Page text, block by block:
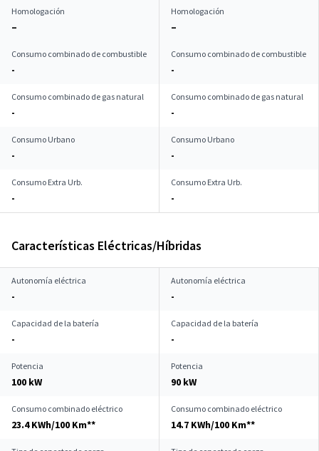
Homologación
–
Homologación
–
Consumo combinado de combustible
-
Consumo combinado de combustible
-
Consumo combinado de gas natural
-
Consumo combinado de gas natural
-
Consumo Urbano
-
Consumo Urbano
-
Consumo Extra Urb.
-
Consumo Extra Urb.
-
Características Eléctricas/Híbridas
Autonomía eléctrica
-
Autonomía eléctrica
-
Capacidad de la batería
-
Capacidad de la batería
-
Potencia
100 kW
Potencia
90 kW
Consumo combinado eléctrico
23.4 KWh/100 Km**
Consumo combinado eléctrico
14.7 KWh/100 Km**